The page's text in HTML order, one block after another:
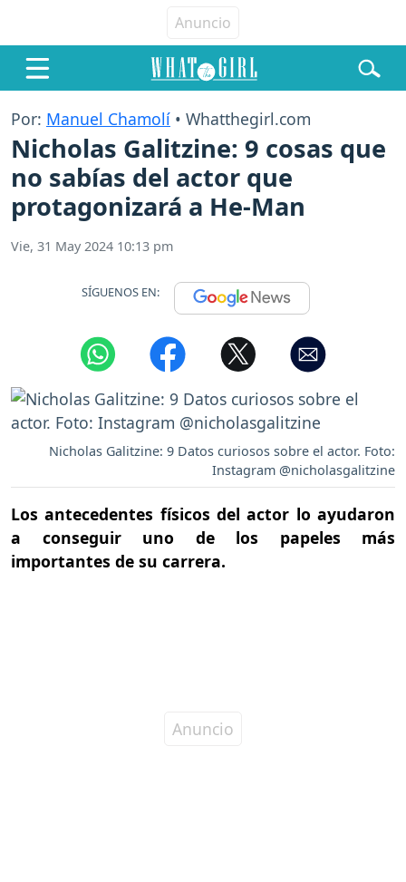
Por: Manuel Chamolí • Whatthegirl.com
Nicholas Galitzine: 9 cosas que
no sabías del actor que
protagonizará a He-Man
Vie, 31 May 2024 10:13 pm
SÍGUENOS EN:
Nicholas Galitzine: 9 Datos curiosos sobre el actor. Foto:
Instagram @nicholasgalitzine
Los antecedentes físicos del actor lo ayudaron
a conseguir uno de los papeles más
importantes de su carrera.